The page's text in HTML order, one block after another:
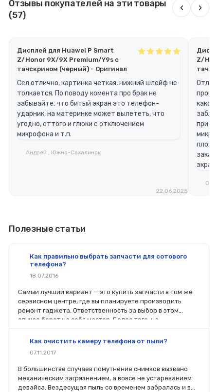
Отзывы покупателей на эти товары
(57)
‹ ›
Дисплей для Huawei P Smart
Z/Honor 9X/9X Premium/Y9s с
тачскрином (черный) - Оригинал
Сел отлично, картинка четкая, нижний шлейф не
толкается. По поводу комента про брак не
забывайте, что битый экран это телефон-
ударник, на материнке может вылететь, что
угодно, оттого и глюки с отключением
микрофона и т.п.
Андрей , Южно-Сахалинск
22.06.2025
Z/
при
Полезные статьи
Как правильно выбрать запчасти для сотового
телефона?
18.07.2016
Самый лучший вариант — это купить запчасти в том же
сервисном центре, где вы планируете производить
ремонт гаджета. Ответственность за выбор в этом
случае берет на себя мастер. Более того, на
вы планируете делать ремонт самостоятельно, то выбор
перед покупкой нового модуля старый был в руках. Так
легче сориентироваться в разъемах, элементах
крепления, электрических параметрах и прочих
характеристиках.
Как очистить камеру телефона от пыли?
07.11.2017
В большинстве случаев помутнение снимков вызвано
механическим загрязнением, а вовсе не устареванием
девайса. Вездесущая пыль со временем забралась и в